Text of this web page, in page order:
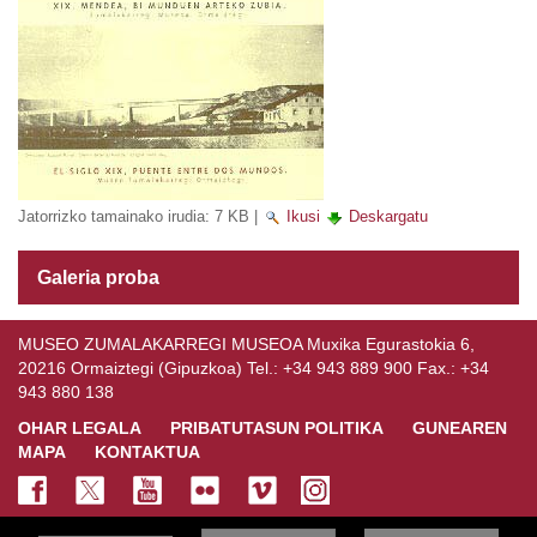
Jatorrizko tamainako irudia: 7 KB Ikusi Deskargatu
Galeria proba
MUSEO ZUMALAKARREGI MUSEOA Muxika Egurastokia 6,
20216 Ormaiztegi (Gipuzkoa) Tel.: +34 943 889 900 Fax.: +34
943 880 138
OHAR LEGALA
PRIBATUTASUN POLITIKA
GUNEAREN
MAPA
KONTAKTUA